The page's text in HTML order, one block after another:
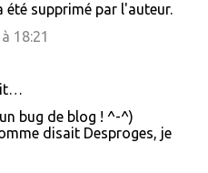
été supprimé par l'auteur.
18:21
bug de blog ! ^-^)
disait Desproges, je